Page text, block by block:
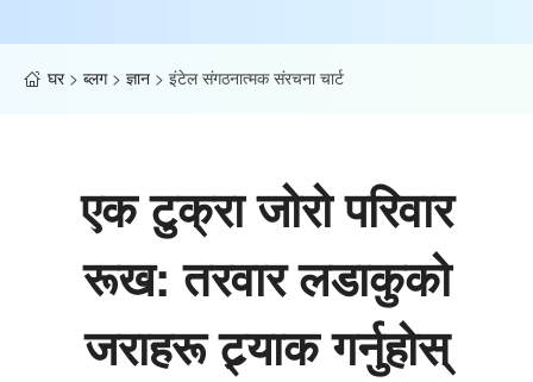
घर> ब्लग> ज्ञान > इंटेल संगठनात्मक संरचना चार्ट
एक टुक्रा जोरो परिवार
रूख: तरवार लडाकुको
जराहरू ट्र्याक गर्नुहोस्